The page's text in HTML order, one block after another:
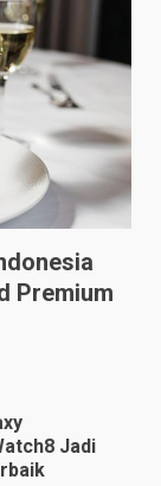
Premium
Jadi